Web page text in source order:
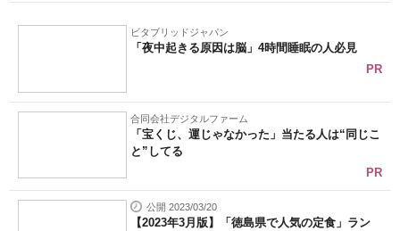
ビタブリッドジャパン
「夜中起きる原因は脳」4時間睡眠の人必見
PR
合同会社デジタルファーム
「宝くじ、運じゃなかった」当たる人は“同じこ
と”してる
PR
公開 2023/03/20
【2023年3月版】「徳島県で人気の定食」ラン